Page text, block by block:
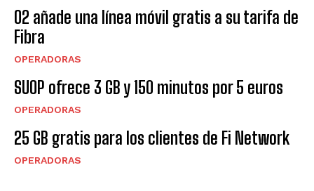
O2 añade una línea móvil gratis a su tarifa de
Fibra
OPERADORAS
SUOP ofrece 3 GB y 150 minutos por 5 euros
OPERADORAS
25 GB gratis para los clientes de Fi Network
OPERADORAS